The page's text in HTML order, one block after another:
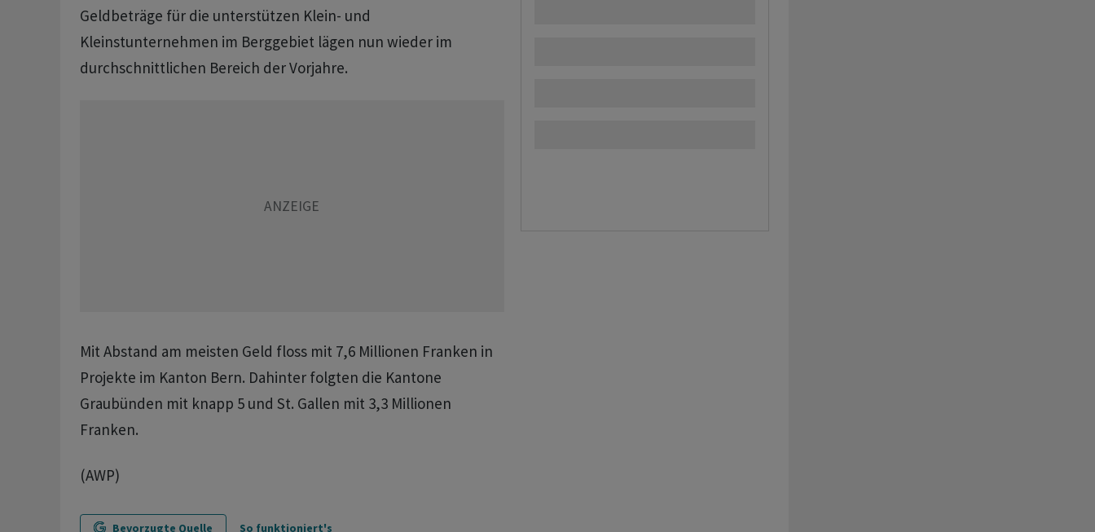
Geldbeträge für die unterstützen Klein- und
Kleinstunternehmen im Berggebiet lägen nun wieder im
durchschnittlichen Bereich der Vorjahre.
Mit Abstand am meisten Geld floss mit 7,6 Millionen Franken in
Projekte im Kanton Bern. Dahinter folgten die Kantone
Graubünden mit knapp 5 und St. Gallen mit 3,3 Millionen
Franken.
(AWP)
Bevorzugte Quelle So funktioniert's